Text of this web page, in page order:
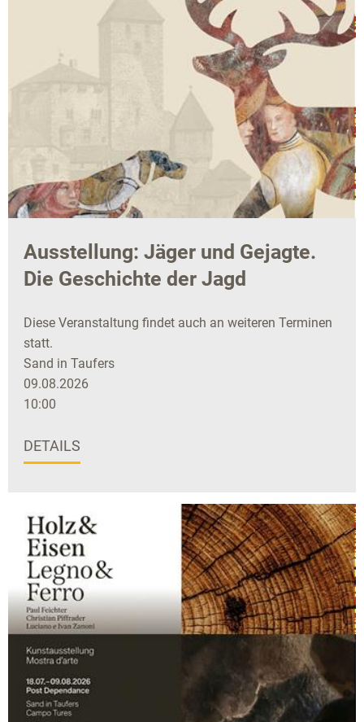
Ausstellung: Jäger und Gejagte.
Die Geschichte der Jagd
Diese Veranstaltung findet auch an weiteren Terminen
statt.
Sand in Taufers
09.08.2026
10:00
DETAILS